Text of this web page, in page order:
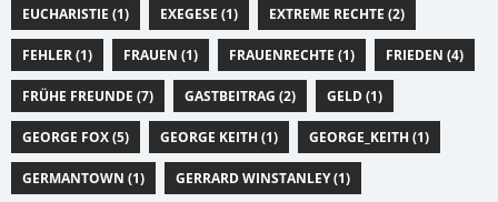
EUCHARISTIE (1) EXEGESE (1) EXTREME RECHTE (2)
FEHLER (1) FRAUEN (1) FRAUENRECHTE (1) FRIEDEN (4)
FRÜHE FREUNDE (7) GASTBEITRAG (2) GELD (1)
GEORGE FOX (5) GEORGE KEITH (1) GEORGE_KEITH (1)
GERMANTOWN (1) GERRARD WINSTANLEY (1)